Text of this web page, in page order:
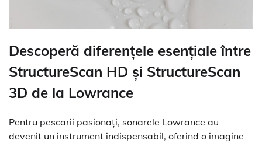
Descoperă diferențele esențiale între
StructureScan HD și StructureScan
3D de la Lowrance
Pentru pescarii pasionați, sonarele Lowrance au
devenit un instrument indispensabil, oferind o imagine